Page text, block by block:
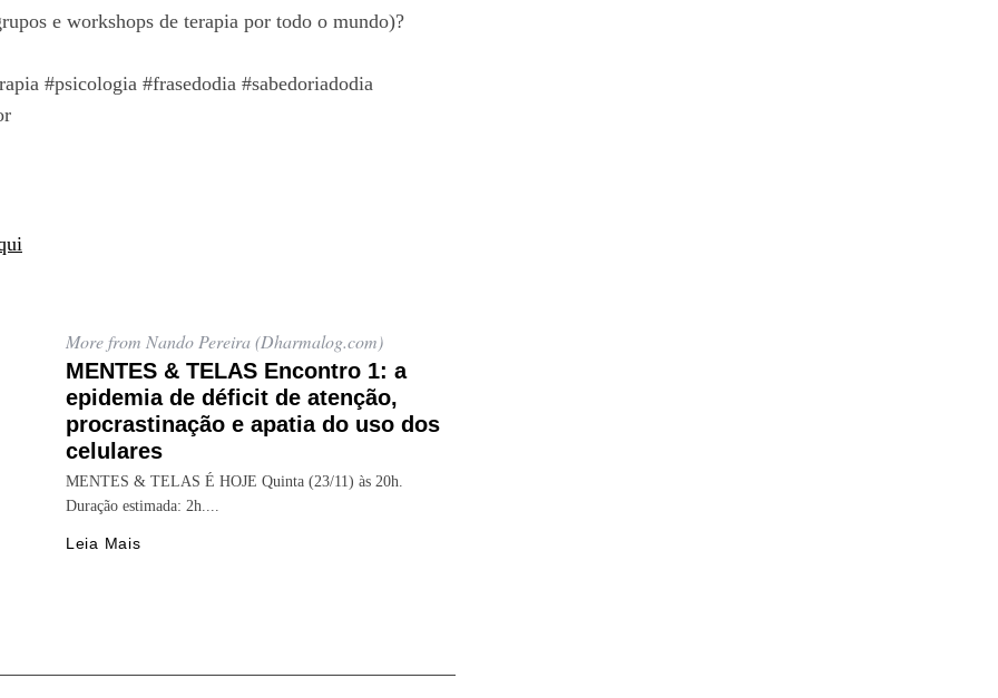
e workshops de terapia por todo o mundo)?
#psicologia #frasedodia #sabedoriadodia
More from Nando Pereira (Dharmalog.com)
MENTES & TELAS Encontro 1: a
epidemia de déficit de atenção,
procrastinação e apatia do uso dos
celulares
MENTES & TELAS É HOJE Quinta (23/11) às 20h.
Duração estimada: 2h....
Leia Mais